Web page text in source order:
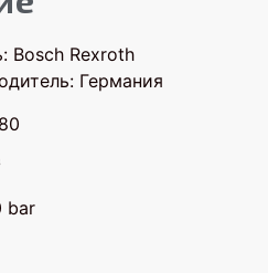
Bosch Rexroth
Германия
bar